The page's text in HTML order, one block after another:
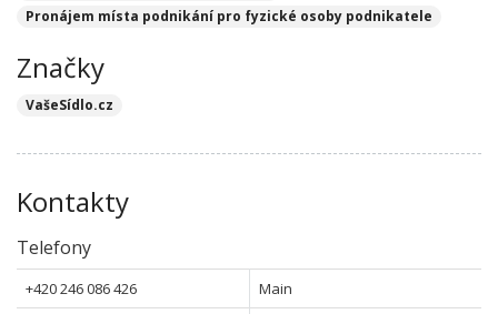
Pronájem místa podnikání pro fyzické osoby podnikatele
Značky
VašeSídlo.cz
Kontakty
Telefony
+420 246 086 426 Main